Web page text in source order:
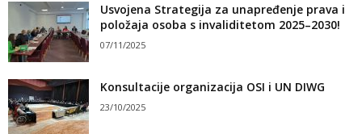
Usvojena Strategija za unapređenje prava i
položaja osoba s invaliditetom 2025–2030!
07/11/2025
Konsultacije organizacija OSI i UN DIWG
23/10/2025